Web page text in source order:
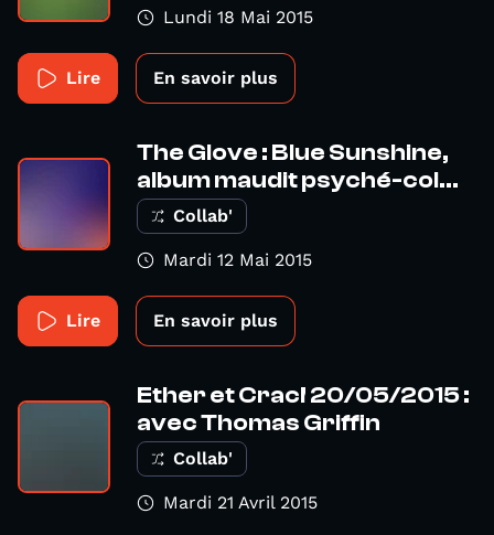
Lundi 18 Mai 2015
Lire En savoir plus
The Glove : Blue Sunshine,
album maudit psyché-col...
Collab'
Mardi 12 Mai 2015
Lire En savoir plus
Ether et Crac! 20/05/2015 :
avec Thomas Griffin
Collab'
Mardi 21 Avril 2015